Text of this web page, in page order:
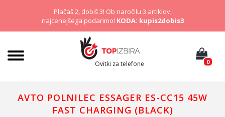
Plačaš 2, dobiš 3! Ob naročilu 3 artiklov,
najcenejšega podarimo! KODA: kupis2dobis3
Ovitki za telefone 0
AVTO POLNILEC ESSAGER ES-CC15 45W
FAST CHARGING (BLACK)